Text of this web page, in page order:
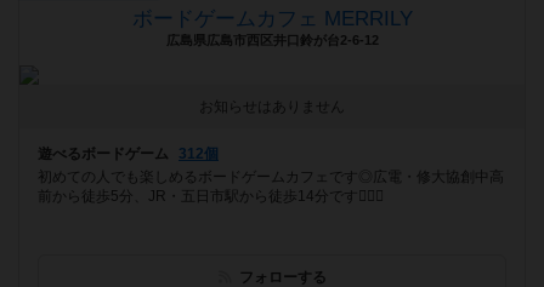
ボードゲームカフェ MERRILY
広島県広島市西区井口鈴が台2-6-12
お知らせはありません
遊べるボードゲーム
312個
初めての人でも楽しめるボードゲームカフェです◎広電・修大協創中高
前から徒歩5分、JR・五日市駅から徒歩14分です🚶‍♀️✨
フォローする